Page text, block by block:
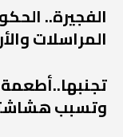
الفجيرة..
المراسلات
وتسبب